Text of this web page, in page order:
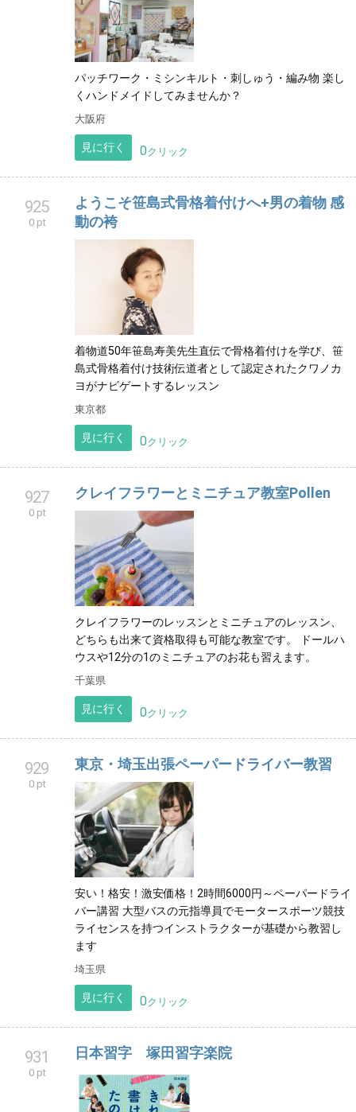
パッチワーク・ミシンキルト・刺しゅう・編み物 楽し
くハンドメイドしてみませんか？
大阪府
見に行く 0クリック
925
0 pt
ようこそ笹島式骨格着付けへ+男の着物 感
動の袴
着物道50年笹島寿美先生直伝で骨格着付けを学び、笹
島式骨格着付け技術伝道者として認定されたクワノカ
ヨがナビゲートするレッスン
東京都
見に行く 0クリック
927
0 pt
クレイフラワーとミニチュア教室Pollen
クレイフラワーのレッスンとミニチュアのレッスン、
どちらも出来て資格取得も可能な教室です。 ドールハ
ウスや12分の1のミニチュアのお花も習えます。
千葉県
見に行く 0クリック
929
0 pt
東京・埼玉出張ペーパードライバー教習
安い！格安！激安価格！2時間6000円～ペーパードライ
バー講習 大型バスの元指導員でモータースポーツ競技
ライセンスを持つインストラクターが基礎から教習し
ます
埼玉県
見に行く 0クリック
931
0 pt
日本習字 塚田習字楽院